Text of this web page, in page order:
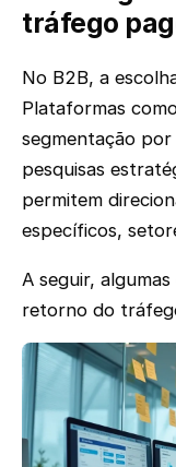
tráfego
No B2B, a
Plataformas
segmentação
pesquisas
permitem
específicos,
A seguir,
retorno do